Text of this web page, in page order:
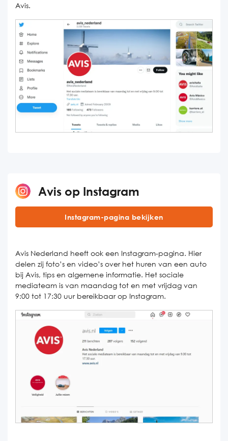
Avis.
Avis op Instagram
Instagram-pagina bekijken
Avis Nederland heeft ook een Instagram-pagina. Hier
delen zij foto’s en video’s over het huren van een auto
bij Avis, tips en algemene informatie. Het sociale
mediateam is van maandag tot en met vrijdag van
9:00 tot 17:30 uur bereikbaar op Instagram.